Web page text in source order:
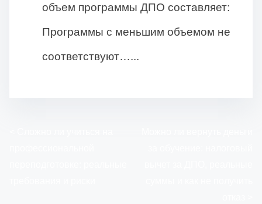
объем программы ДПО составляет:
Программы с меньшим объемом не
соответствуют…...